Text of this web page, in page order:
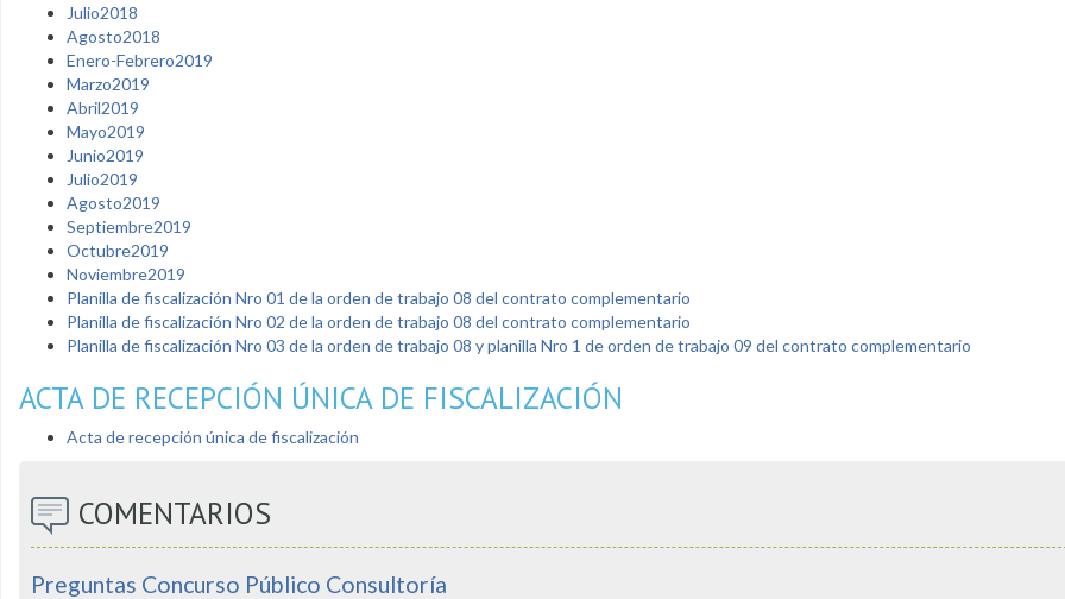
Julio2018
Agosto2018
Enero-Febrero2019
Marzo2019
Abril2019
Mayo2019
Junio2019
Julio2019
Agosto2019
Septiembre2019
Octubre2019
Noviembre2019
Planilla de fiscalización Nro 01 de la orden de trabajo 08 del contrato complementario
Planilla de fiscalización Nro 02 de la orden de trabajo 08 del contrato complementario
Planilla de fiscalización Nro 03 de la orden de trabajo 08 y planilla Nro 1 de orden de trabajo 09 del contrato complementario
ACTA DE RECEPCIÓN ÚNICA DE FISCALIZACIÓN
Acta de recepción única de fiscalización
COMENTARIOS
Preguntas Concurso Público Consultoría